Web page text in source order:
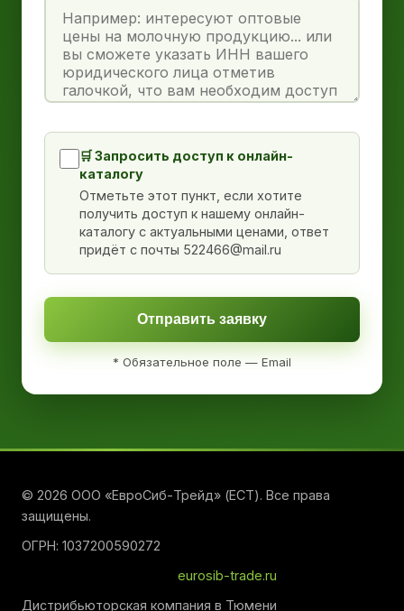
🛒 Запросить доступ к онлайн-
каталогу
Отметьте этот пункт, если хотите
получить доступ к нашему онлайн-
каталогу с актуальными ценами, ответ
придёт с почты 522466@mail.ru
Отправить заявку
* Обязательное поле — Email
© 2026 ООО «ЕвроСиб-Трейд» (ЕСТ). Все права
защищены.
ОГРН: 1037200590272
eurosib-trade.ru
Дистрибьюторская компания в Тюмени